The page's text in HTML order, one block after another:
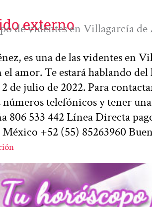
externo
de videntes en Villagarcía
es una de las videntes en
amor. Te estará hablando
de julio de 2022. Para
números telefónicos y tener
806 533 442 Línea Directa
México +52 (55) 85263960